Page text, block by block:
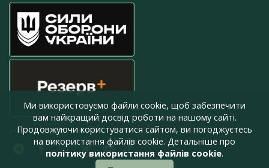
press@armyinform.com.ua
Ми використовуємо файли cookie, щоб забезпечити
вам найкращий досвід роботи на нашому сайті.
Продовжуючи користуватися сайтом, ви погоджуєтесь
на використання файлів cookie. Детальніше про
політику використання файлів cookie.